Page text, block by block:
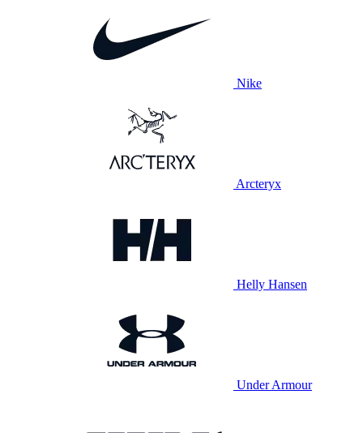
Nike
Arcteryx
Helly Hansen
Under Armour